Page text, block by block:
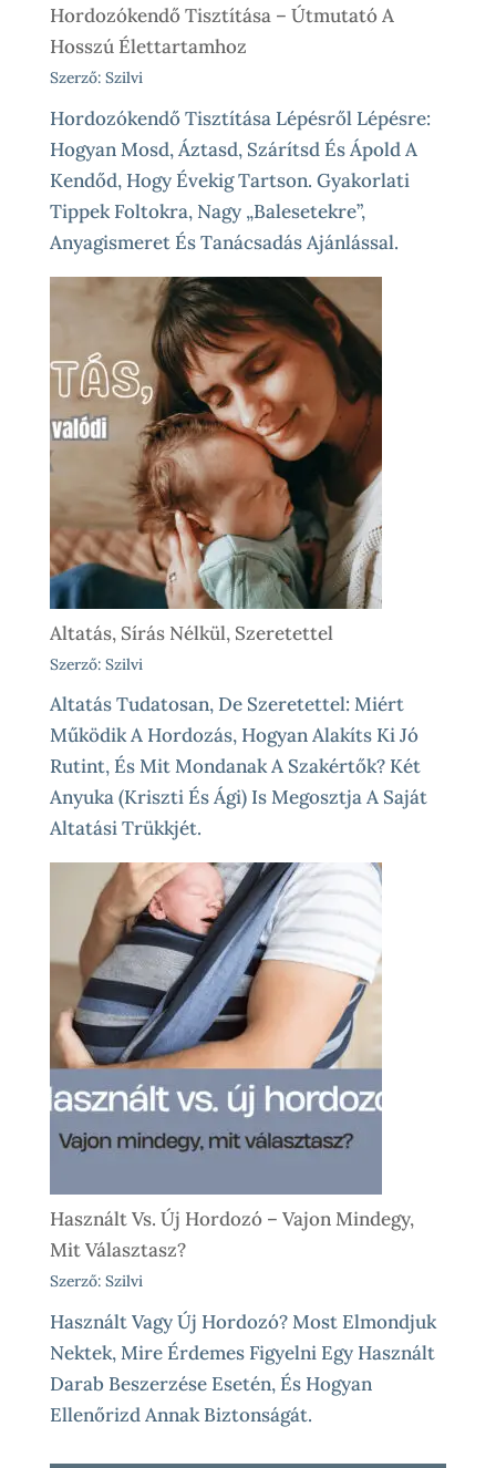
Hordozókendő Tisztítása – Útmutató A
Hosszú Élettartamhoz
Szerző: Szilvi
Hordozókendő Tisztítása Lépésről Lépésre:
Hogyan Mosd, Áztasd, Szárítsd És Ápold A
Kendőd, Hogy Évekig Tartson. Gyakorlati
Tippek Foltokra, Nagy „balesetekre”,
Anyagismeret És Tanácsadás Ajánlással.
Altatás, Sírás Nélkül, Szeretettel
Szerző: Szilvi
Altatás Tudatosan, De Szeretettel: Miért
Működik A Hordozás, Hogyan Alakíts Ki Jó
Rutint, És Mit Mondanak A Szakértők? Két
Anyuka (Kriszti És Ági) Is Megosztja A Saját
Altatási Trükkjét.
Használt Vs. Új Hordozó – Vajon Mindegy,
Mit Választasz?
Szerző: Szilvi
Használt Vagy Új Hordozó? Most Elmondjuk
Nektek, Mire Érdemes Figyelni Egy Használt
Darab Beszerzése Esetén, És Hogyan
Ellenőrizd Annak Biztonságát.